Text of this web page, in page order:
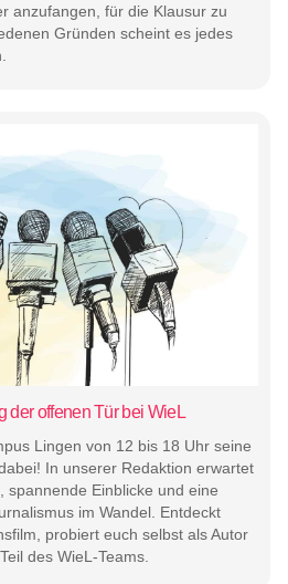
anzufangen, für die Klausur zu
Gründen scheint es jedes
der offenen Tür bei WieL
Lingen von 12 bis 18 Uhr seine
In unserer Redaktion erwartet
spannende Einblicke und eine
im Wandel. Entdeckt
probiert euch selbst als Autor
des WieL-Teams.